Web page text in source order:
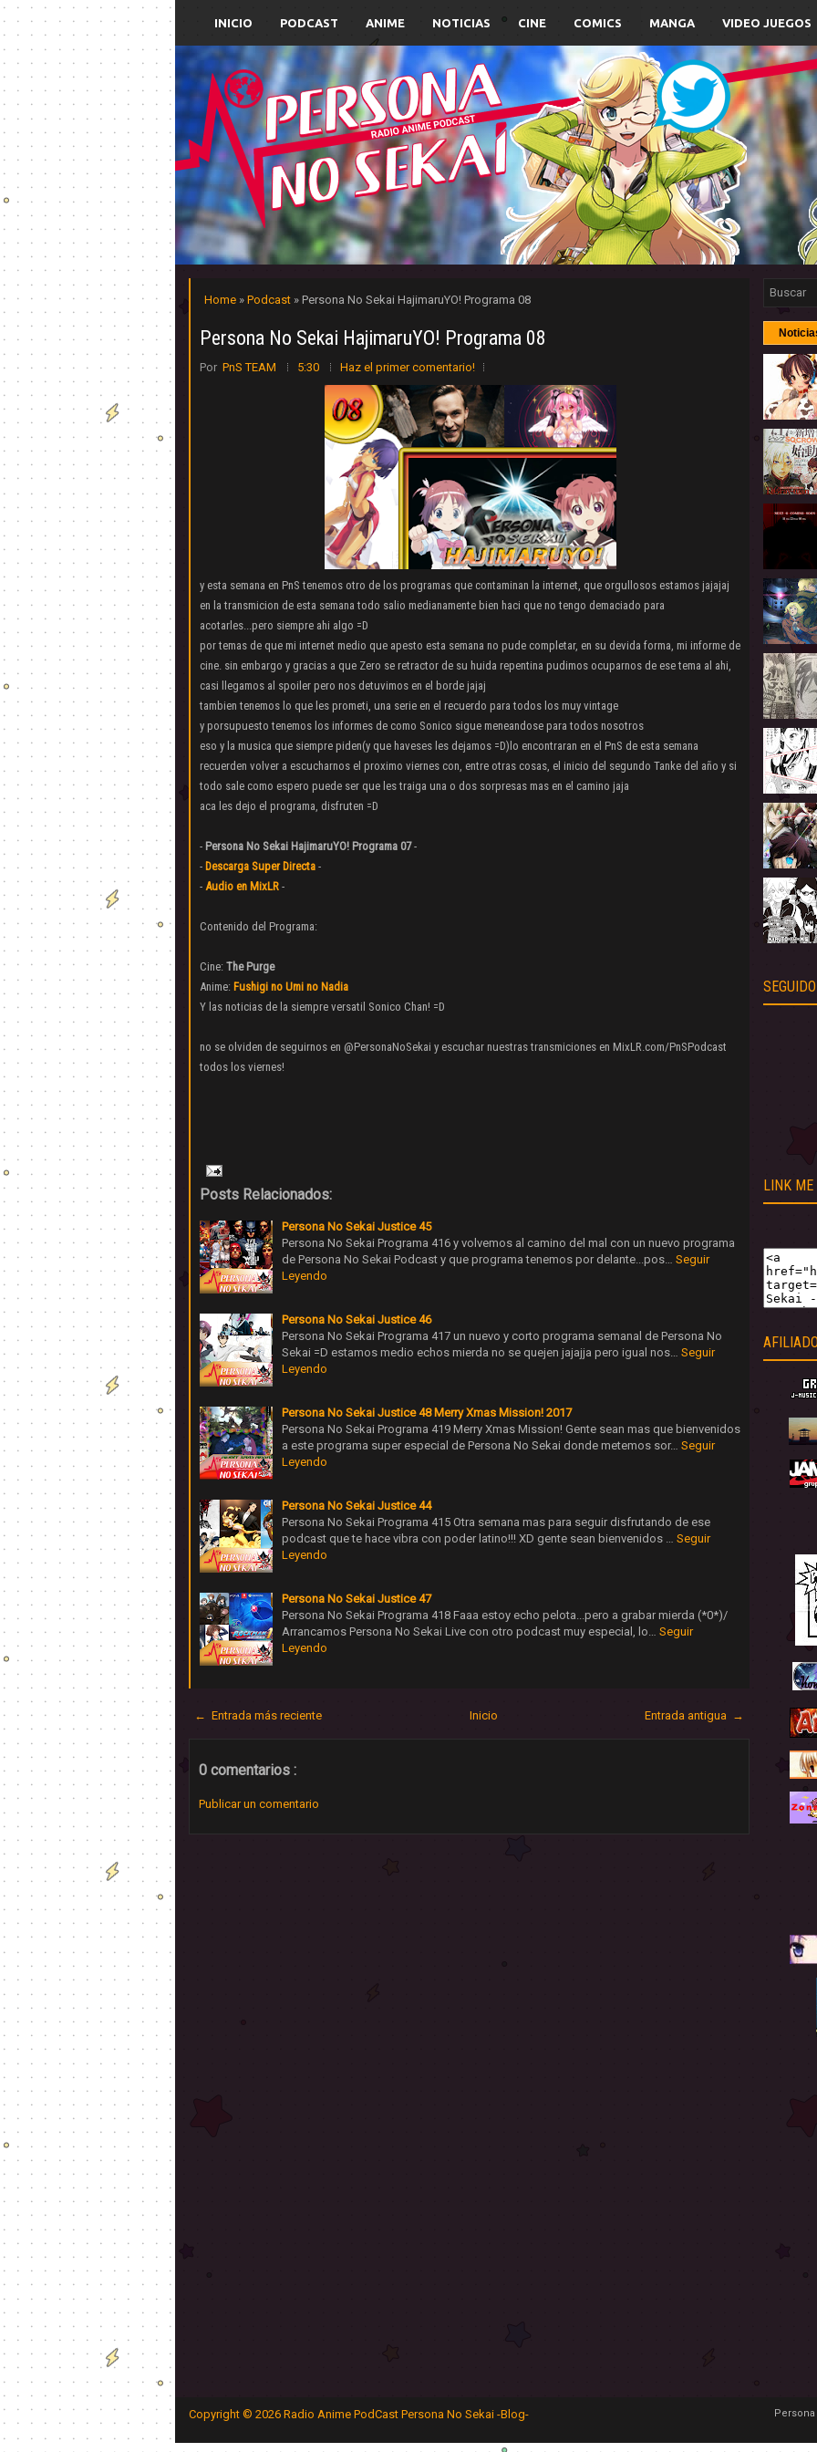
INICIO PODCAST ANIME NOTICIAS CINE COMICS MANGA VIDEO JUEGOS
Home » Podcast » Persona No Sekai HajimaruYO! Programa 08
Persona No Sekai HajimaruYO! Programa 08
Por PnS TEAM 5:30 Haz el primer comentario!
y esta semana en PnS tenemos otro de los programas que contaminan la internet, que orgullosos estamos jajajaj
en la transmicion de esta semana todo salio medianamente bien haci que no tengo demaciado para
acotarles...pero siempre ahi algo =D
por temas de que mi internet medio que apesto esta semana no pude completar, en su devida forma, mi informe de
cine. sin embargo y gracias a que Zero se retractor de su huida repentina pudimos ocuparnos de ese tema al ahi,
casi llegamos al spoiler pero nos detuvimos en el borde jajaj
tambien tenemos lo que les prometi, una serie en el recuerdo para todos los muy vintage
y porsupuesto tenemos los informes de como Sonico sigue meneandose para todos nosotros
eso y la musica que siempre piden(y que haveses les dejamos =D)lo encontraran en el PnS de esta semana
recuerden volver a escucharnos el proximo viernes con, entre otras cosas, el inicio del segundo Tanke del año y si
todo sale como espero puede ser que les traiga una o dos sorpresas mas en el camino jaja
aca les dejo el programa, disfruten =D
- Persona No Sekai HajimaruYO! Programa 07-
- Descarga Super Directa -
- Audio en MixLR -
Contenido del Programa:
Cine: The Purge
Anime: Fushigi no Umi no Nadia
Y las noticias de la siempre versatil Sonico Chan! =D
no se olviden de seguirnos en @PersonaNoSekai y escuchar nuestras transmiciones en MixLR.com/PnSPodcast
todos los viernes!
Posts Relacionados:
Persona No Sekai Justice 45
Persona No Sekai Programa 416 y volvemos al camino del mal con un nuevo programa
de Persona No Sekai Podcast y que programa tenemos por delante...pos… Seguir
Leyendo
Persona No Sekai Justice 46
Persona No Sekai Programa 417 un nuevo y corto programa semanal de Persona No
Sekai =D estamos medio echos mierda no se quejen jajajja pero igual nos… Seguir
Leyendo
Persona No Sekai Justice 48 Merry Xmas Mission! 2017
Persona No Sekai Programa 419 Merry Xmas Mission! Gente sean mas que bienvenidos
a este programa super especial de Persona No Sekai donde metemos sor… Seguir
Leyendo
Persona No Sekai Justice 44
Persona No Sekai Programa 415 Otra semana mas para seguir disfrutando de ese
podcast que te hace vibra con poder latino!!! XD gente sean bienvenidos … Seguir
Leyendo
Persona No Sekai Justice 47
Persona No Sekai Programa 418 Faaa estoy echo pelota...pero a grabar mierda (*0*)/
Arrancamos Persona No Sekai Live con otro podcast muy especial, lo… Seguir
Leyendo
← Entrada más reciente Entrada antigua →
Inicio
0 comentarios :
Publicar un comentario
LINK ME
Copyright © 2026 Radio Anime PodCast Persona No Sekai -Blog-